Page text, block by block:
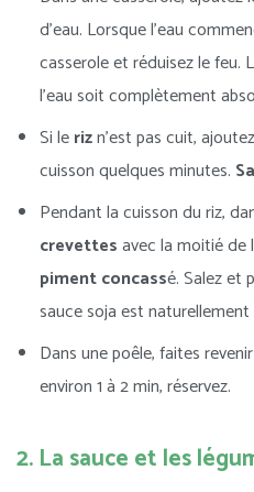
d’eau. Lorsque l’eau
casserole et réduisez le feu.
l’eau soit complètement
Si lerizn’est pas cuit,
cuisson quelques minutes.
Pendant la cuisson du riz,
crevettesavec la moitié de
piment concassé. Salez et
sauce soja est naturellement
Dans une poêle, faites
environ 1 à 2 min, réservez.
2. La sauce et les